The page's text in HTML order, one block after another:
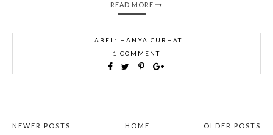
READ MORE
LABEL: HANYA CURHAT
1 COMMENT
NEWER POSTS OLDER POSTS
HOME